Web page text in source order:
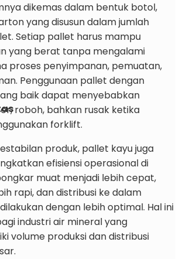
dikemas dalam bentuk botol,
yang disusun dalam jumlah
Setiap pallet harus mampu
yang berat tanpa mengalami
proses penyimpanan, pemuatan,
Penggunaan pallet dengan
baik dapat menyebabkan
roboh, bahkan rusak ketika
forklift.
produk, pallet kayu juga
efisiensi operasional di
muat menjadi lebih cepat,
rapi, dan distribusi ke dalam
dengan lebih optimal. Hal ini
industri air mineral yang
volume produksi dan distribusi